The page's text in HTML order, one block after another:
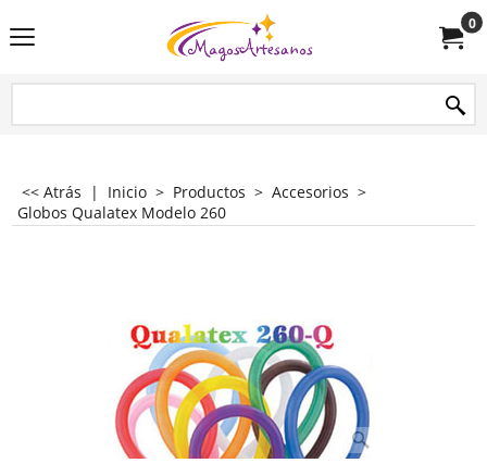
0
<< Atrás | Inicio > Productos > Accesorios >
Globos Qualatex Modelo 260